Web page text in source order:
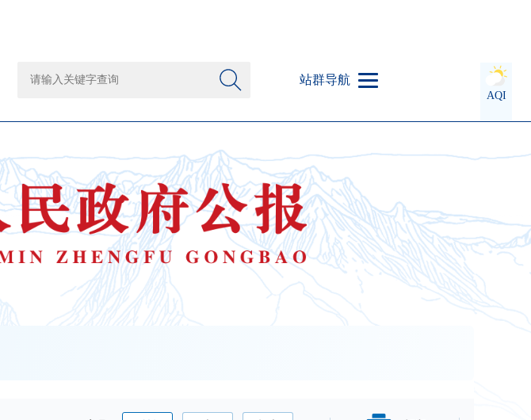
站群导航
AQI